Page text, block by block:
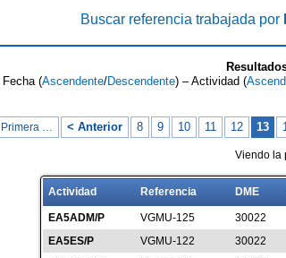
Buscar referencia trabajada por
Fecha (Ascendente/Descendente) – Actividad (
| Primera … < Anterior 8 9 10 11 12 13
Viendo la
Actividad Referencia DME
EA5ADM/P VGMU-125 30022
EA5ES/P
VGMU-122 30022